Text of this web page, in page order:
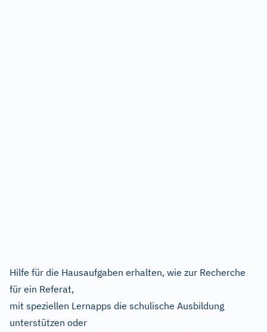
Hilfe für die Hausaufgaben erhalten, wie zur Recherche
für ein Referat,
mit speziellen Lernapps die schulische Ausbildung
unterstützen oder